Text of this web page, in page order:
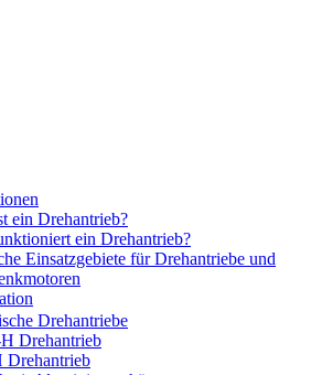
ein Drehantrieb?
ein Drehantrieb?
Einsatzgebiete für Drehantriebe und
Drehantriebe
Drehantrieb